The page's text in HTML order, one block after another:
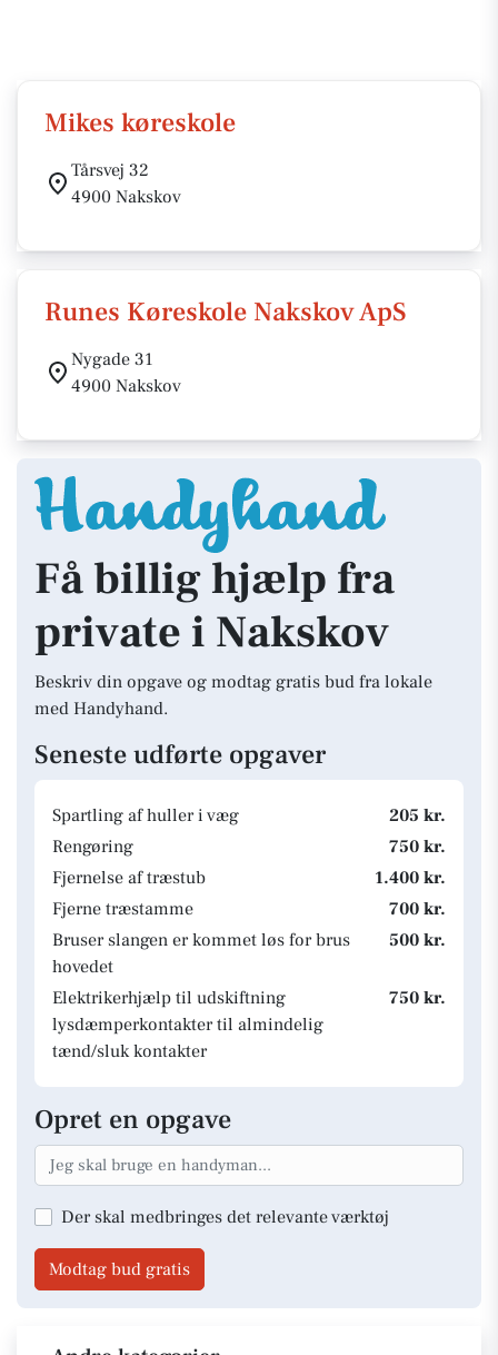
Mikes køreskole
Tårsvej 32
4900 Nakskov
Runes Køreskole Nakskov ApS
Nygade 31
4900 Nakskov
Få billig hjælp fra
private i Nakskov
Beskriv din opgave og modtag gratis bud fra lokale
med Handyhand.
Seneste udførte opgaver
Spartling af huller i væg
205 kr.
Rengøring
750 kr.
Fjernelse af træstub
1.400 kr.
Fjerne træstamme
700 kr.
Bruser slangen er kommet løs for brus
hovedet
500 kr.
Elektrikerhjælp til udskiftning
lysdæmperkontakter til almindelig
tænd/sluk kontakter
750 kr.
Opret en opgave
Der skal medbringes det relevante værktøj
Modtag bud gratis